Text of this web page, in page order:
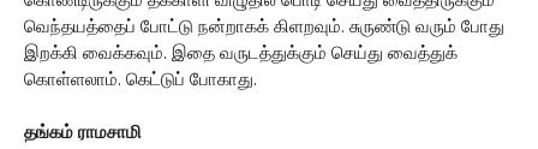
வெந்தயத்தைப் போட்டு நன்றாகக் கிளறவும். சுருண்டு வரும் போது
இறக்கி வைக்கவும். இதை வருடத்துக்கும் செய்து வைத்துக்
கொள்ளலாம். கெட்டுப் போகாது.
தங்கம் ராமசாமி